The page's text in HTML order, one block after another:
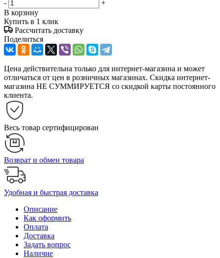
-
+
В корзину
Купить в 1 клик
Рассчитать доставку
Поделиться
Цена действительна только для интернет-магазина и может
отличаться от цен в розничных магазинах. Скидка интернет-
магазина НЕ СУММИРУЕТСЯ со скидкой карты постоянного
клиента.
Весь товар сертифицирован
Возврат и обмен товара
Удобная и быстрая доставка
Описание
Как оформить
Оплата
Доставка
Задать вопрос
Наличие